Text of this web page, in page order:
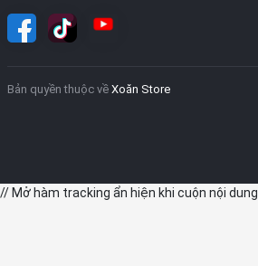
Bản quyền thuộc về Xoăn Store
// Mở hàm tracking ẩn hiện khi cuộn nội dung.